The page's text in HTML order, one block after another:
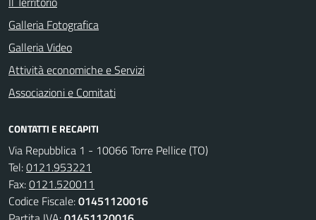
Galleria Fotografica
Galleria Video
Attività economiche e Servizi
Associazioni e Comitati
CONTATTI E RECAPITI
Via Repubblica 1 - 10066 Torre Pellice (TO)
Tel:0121.953221
Fax:0121.520011
Codice Fiscale:01451120016